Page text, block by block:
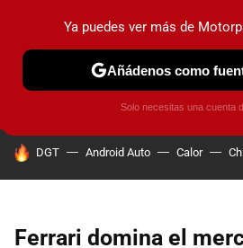
PRUEBAS COCHES ELÉCTRICOS
HOY SE HABLA DE
DGT Android Auto Calor
Ferrari domina el
Ya puedes ver más de
Añádenos como
Solo necesitas una cuenta